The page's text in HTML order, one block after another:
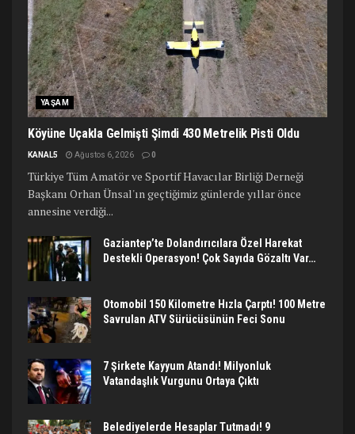
YAŞAM
Köyüne Uçakla Gelmişti Şimdi 430 Metrelik Pisti Oldu
KANAL5 Ağustos 6, 2026 0
Türkiye Tüm Amatör ve Sportif Havacılar Birliği Derneği
Başkanı Orhan Ünsal'ın geçtiğimiz günlerde yıllar önce
annesine verdiği...
Gaziantep’te Dolandırıcılara Özel Harekat
Destekli Operasyon! Çok Sayıda Gözaltı Var…
Otomobil 150 Kilometre Hızla Çarptı! 100 Metre
Savrulan ATV Sürücüsünün Feci Sonu
7 Şirkete Kayyum Atandı! Milyonluk
Vatandaşlık Vurgunu Ortaya Çıktı
Belediyelerde Hesaplar Tutmadı! 9